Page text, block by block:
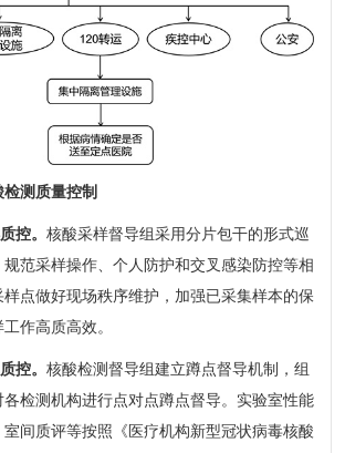
测质量控制
控。 核酸采样督导组采用分片包干的形式巡
范采样操作、个人防护和交叉感染防控等相
点做好现场秩序维护，加强已采集样本的保
作高质高效。
控。 核酸检测督导组建立蹲点督导机制，组
检测机构进行点对点蹲点督导。实验室性能
间质评等按照《医疗机构新型冠状病毒核酸